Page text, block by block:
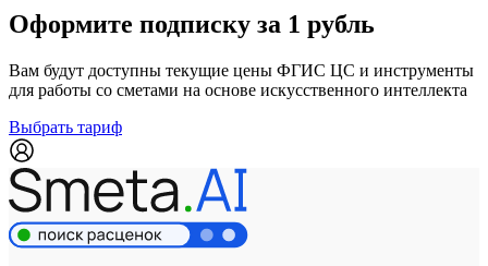
Оформите подписку за 1 рубль
Вам будут доступны текущие цены ФГИС ЦС и инструменты
для работы со сметами на основе искусственного интеллекта
Выбрать тариф